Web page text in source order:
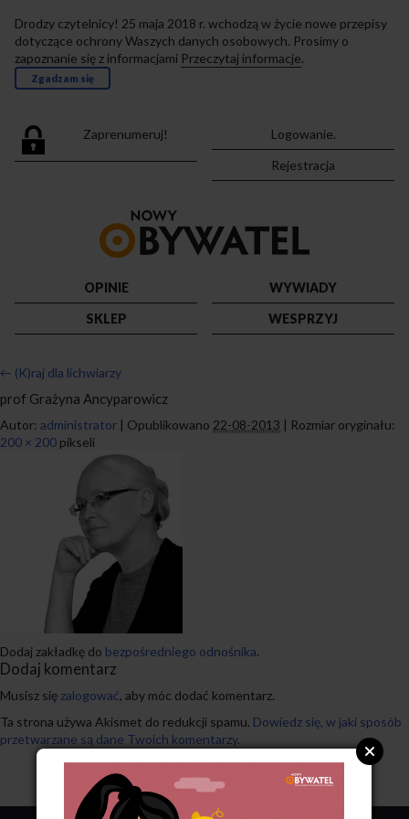
Drodzy czytelnicy! 25 maja 2018 r. wchodzą w życie nowe przepisy
dotyczące ochrony Waszych danych osobowych. Prosimy o
zapoznanie się z informacjami Przeczytaj informacje.
Zgadzam się
Zaprenumeruj!
Logowanie.
Rejestracja
strony
OPINIE
WYWIADY
SKLEP
WESPRZYJ
← (K)raj dla lichwiarzy
prof Grażyna Ancyparowicz
Autor: administrator | Opublikowano 22-08-2013 | Rozmiar oryginału:
200 × 200 pikseli
Dodaj zakładkę do bezpośredniego odnośnika.
Dodaj komentarz
Musisz się zalogować, aby móc dodać komentarz.
Ta strona używa Akismet do redukcji spamu. Dowiedz się, w jaki sposób
przetwarzane są dane Twoich komentarzy.